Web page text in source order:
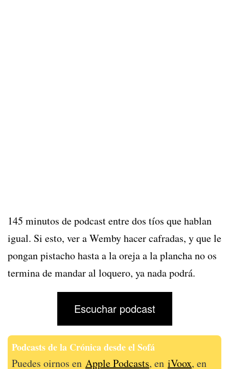
145 minutos de podcast entre dos tíos que hablan
igual. Si esto, ver a Wemby hacer cafradas, y que le
pongan pistacho hasta a la oreja a la plancha no os
termina de mandar al loquero, ya nada podrá.
Escuchar podcast
Podcasts de la Crónica desde el Sofá
Puedes oirnos en Apple Podcasts, en iVoox, en